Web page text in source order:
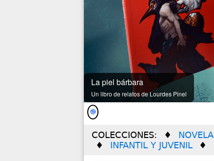
La piel bárbara
Un libro de relatos de Lourdes Pinel
COLECCIONES: NOVELA
INFANTIL Y JUVENIL